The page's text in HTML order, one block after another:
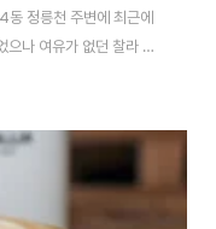
정릉천 주변에 최근에
으나 여유가 없던 찰라 지
엔 테라스도 있습니다.
이 흐르고 건너편에는 정
아니고 각자 노트북에
2021-05-17